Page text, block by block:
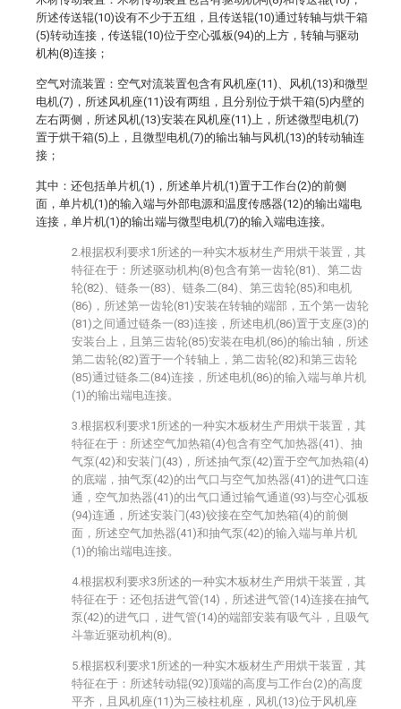
所述传送辊(10)设有不少于五组，且传送辊(10)通过转轴与烘干箱
(5)转动连接，传送辊(10)位于空心弧板(94)的上方，转轴与驱动
机构(8)连接；
空气对流装置：空气对流装置包含有风机座(11)、风机(13)和微型
电机(7)，所述风机座(11)设有两组，且分别位于烘干箱(5)内壁的
左右两侧，所述风机(13)安装在风机座(11)上，所述微型电机(7)
置于烘干箱(5)上，且微型电机(7)的输出轴与风机(13)的转动轴连
接；
其中：还包括单片机(1)，所述单片机(1)置于工作台(2)的前侧
面，单片机(1)的输入端与外部电源和温度传感器(12)的输出端电
连接，单片机(1)的输出端与微型电机(7)的输入端电连接。
2.根据权利要求1所述的一种实木板材生产用烘干装置，其
特征在于：所述驱动机构(8)包含有第一齿轮(81)、第二齿
轮(82)、链条一(83)、链条二(84)、第三齿轮(85)和电机
(86)，所述第一齿轮(81)安装在转轴的端部，五个第一齿轮
(81)之间通过链条一(83)连接，所述电机(86)置于支座(3)的
安装台上，且第三齿轮(85)安装在电机(86)的输出轴，所述
第二齿轮(82)置于一个转轴上，第二齿轮(82)和第三齿轮
(85)通过链条二(84)连接，所述电机(86)的输入端与单片机
(1)的输出端电连接。
3.根据权利要求1所述的一种实木板材生产用烘干装置，其
特征在于：所述空气加热箱(4)包含有空气加热器(41)、抽
气泵(42)和安装门(43)，所述抽气泵(42)置于空气加热箱(4)
的底端，抽气泵(42)的出气口与空气加热器(41)的进气口连
通，空气加热器(41)的出气口通过输气通道(93)与空心弧板
(94)连通，所述安装门(43)铰接在空气加热箱(4)的前侧
面，所述空气加热器(41)和抽气泵(42)的输入端与单片机
(1)的输出端电连接。
4.根据权利要求3所述的一种实木板材生产用烘干装置，其
特征在于：还包括进气管(14)，所述进气管(14)连接在抽气
泵(42)的进气口，进气管(14)的端部安装有吸气斗，且吸气
斗靠近驱动机构(8)。
5.根据权利要求1所述的一种实木板材生产用烘干装置，其
特征在于：所述转动辊(92)顶端的高度与工作台(2)的高度
平齐，且风机座(11)为三棱柱机座，风机(13)位于风机座